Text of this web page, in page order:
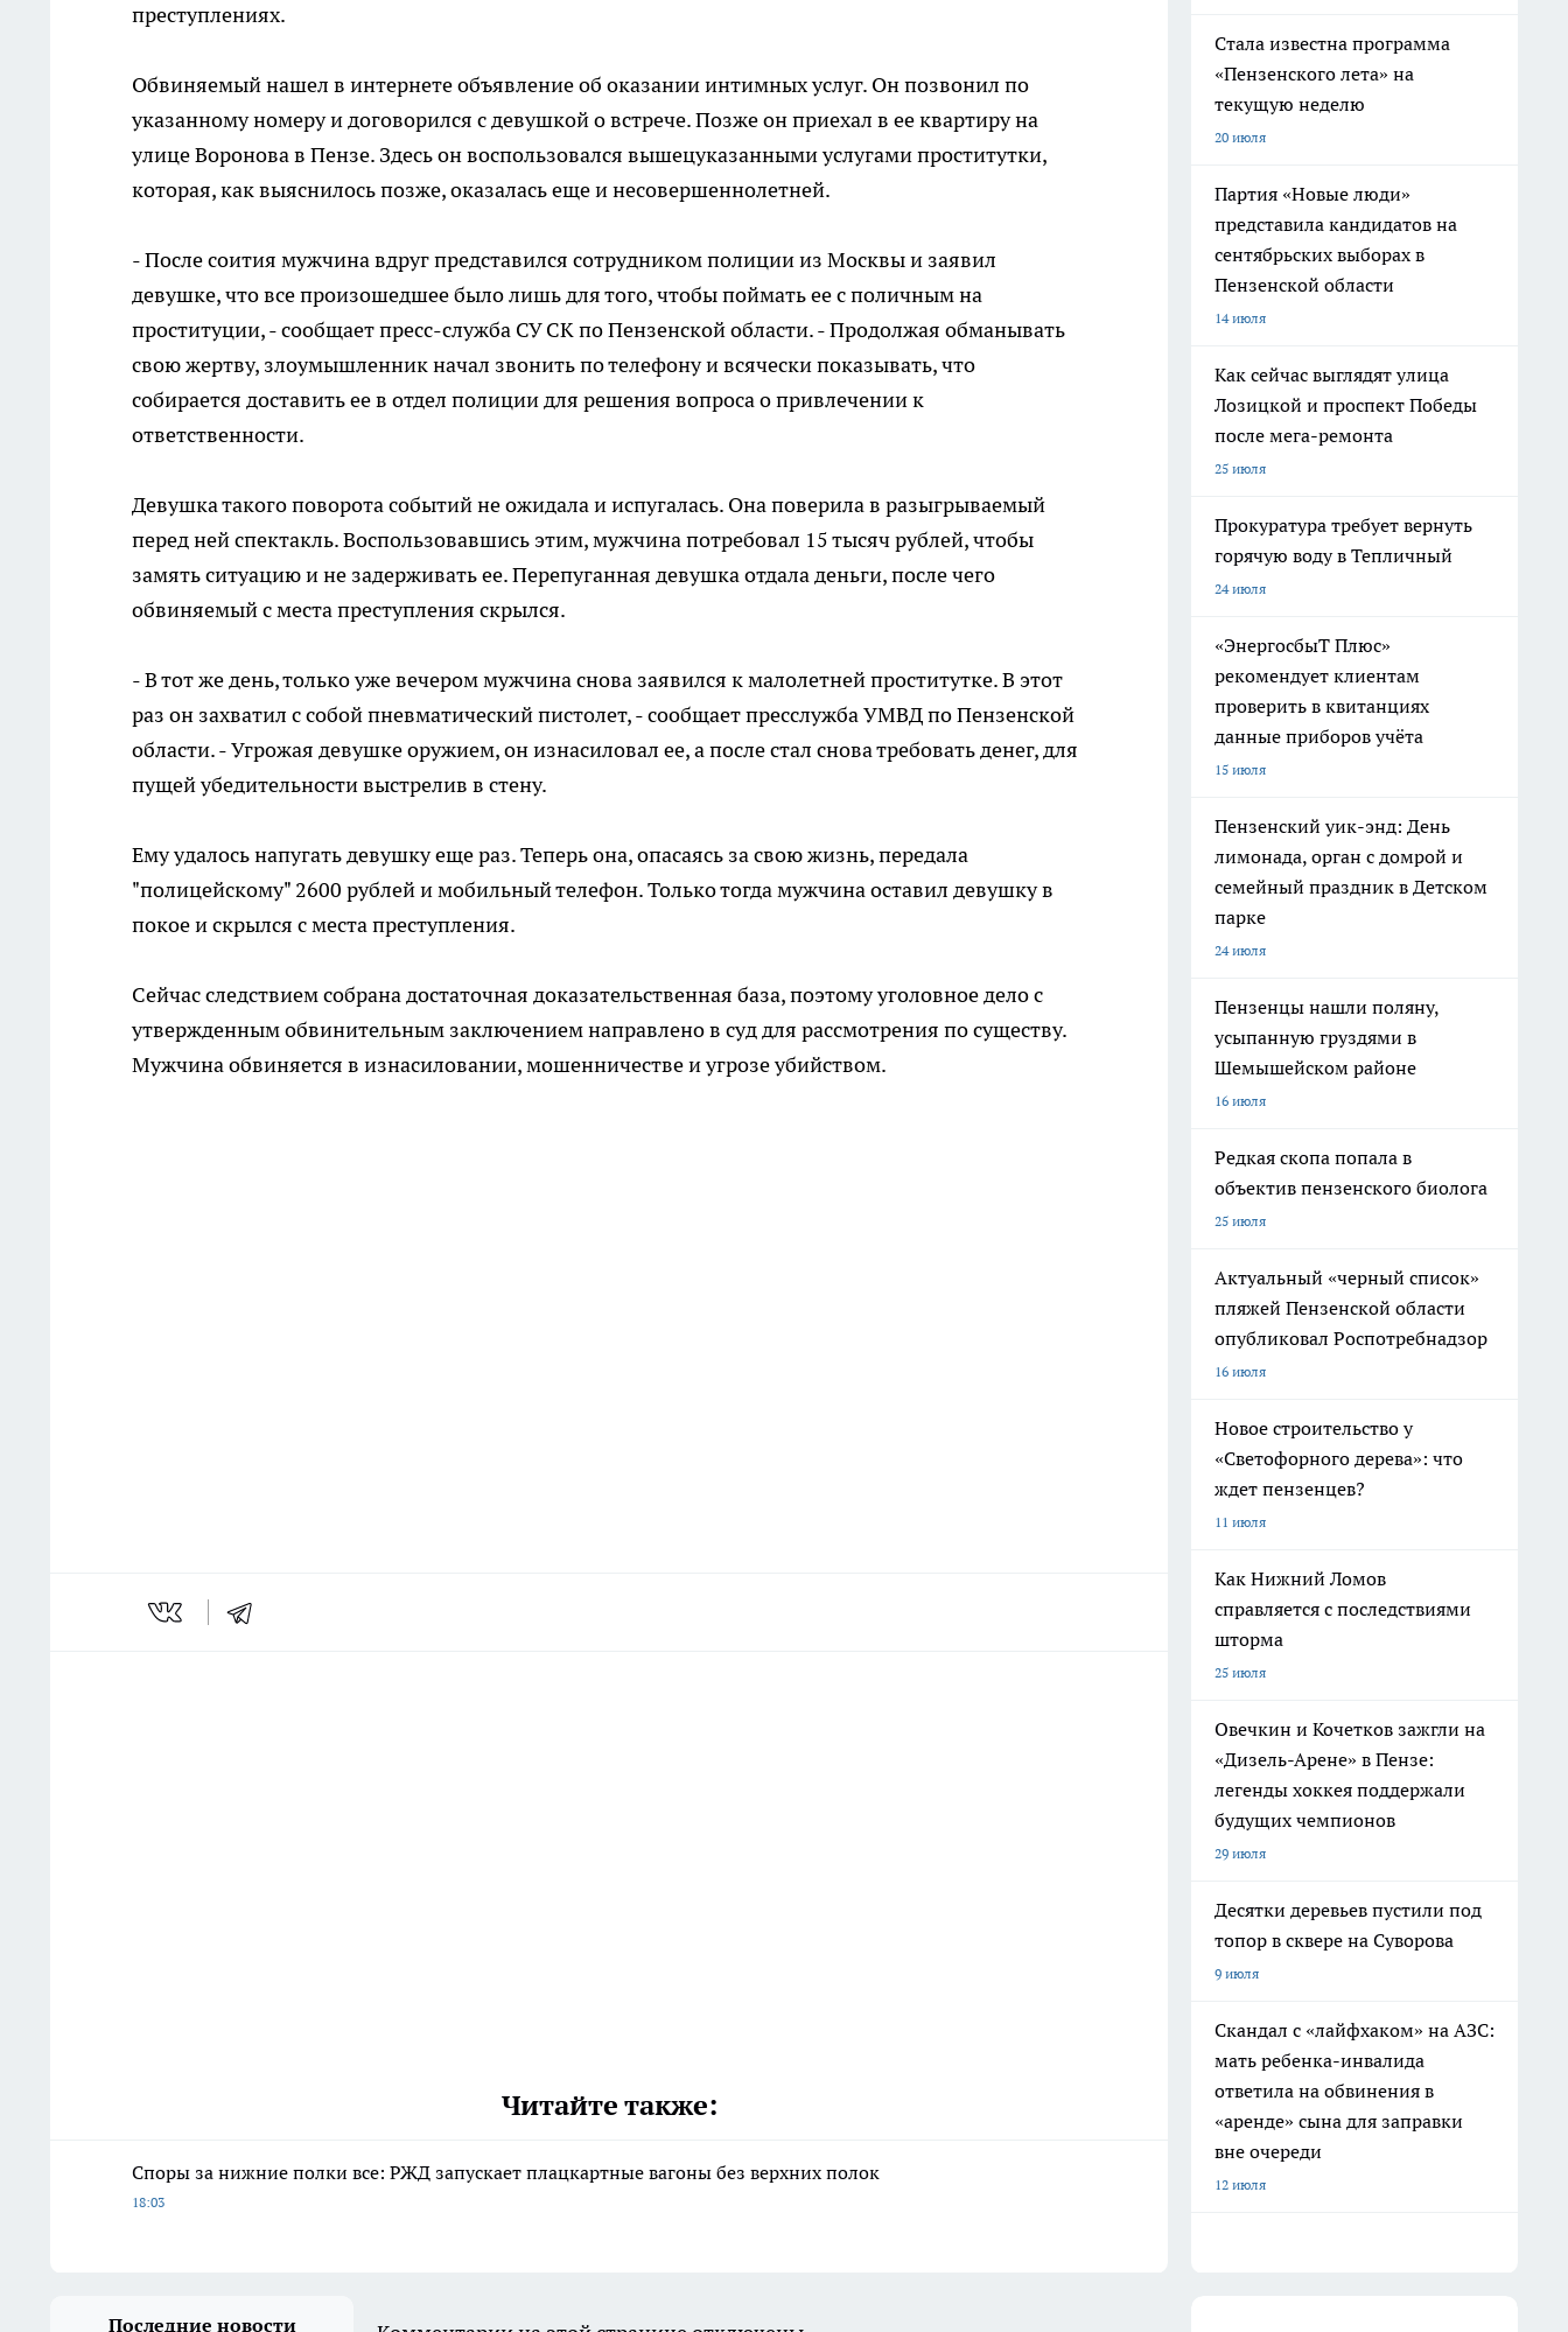
преступлениях.
Обвиняемый нашел в интернете объявление об оказании интимных услуг. Он позвонил по
указанному номеру и договорился с девушкой о встрече. Позже он приехал в ее квартиру на
улице Воронова в Пензе. Здесь он воспользовался вышецуказанными услугами проститутки,
которая, как выяснилось позже, оказалась еще и несовершеннолетней.
- После соития мужчина вдруг представился сотрудником полиции из Москвы и заявил
девушке, что все произошедшее было лишь для того, чтобы поймать ее с поличным на
проституции, - сообщает пресс-служба СУ СК по Пензенской области. - Продолжая обманывать
свою жертву, злоумышленник начал звонить по телефону и всячески показывать, что
собирается доставить ее в отдел полиции для решения вопроса о привлечении к
ответственности.
Девушка такого поворота событий не ожидала и испугалась. Она поверила в разыгрываемый
перед ней спектакль. Воспользовавшись этим, мужчина потребовал 15 тысяч рублей, чтобы
замять ситуацию и не задерживать ее. Перепуганная девушка отдала деньги, после чего
обвиняемый с места преступления скрылся.
- В тот же день, только уже вечером мужчина снова заявился к малолетней проститутке. В этот
раз он захватил с собой пневматический пистолет, - сообщает пресслужба УМВД по Пензенской
области. - Угрожая девушке оружием, он изнасиловал ее, а после стал снова требовать денег, для
пущей убедительности выстрелив в стену.
Ему удалось напугать девушку еще раз. Теперь она, опасаясь за свою жизнь, передала
"полицейскому" 2600 рублей и мобильный телефон. Только тогда мужчина оставил девушку в
покое и скрылся с места преступления.
Сейчас следствием собрана достаточная доказательственная база, поэтому уголовное дело с
утвержденным обвинительным заключением направлено в суд для рассмотрения по существу.
Мужчина обвиняется в изнасиловании, мошенничестве и угрозе убийством.
Читайте также:
Споры за нижние полки все: РЖД запускает плацкартные вагоны без верхних полок
18:03
Стала известна программа
«Пензенского лета» на
текущую неделю
20 июля
Партия «Новые люди»
представила кандидатов на
сентябрьских выборах в
Пензенской области
14 июля
Как сейчас выглядят улица
Лозицкой и проспект Победы
после мега-ремонта
25 июля
Прокуратура требует вернуть
горячую воду в Тепличный
24 июля
«ЭнергосбыТ Плюс»
рекомендует клиентам
проверить в квитанциях
данные приборов учёта
15 июля
Пензенский уик-энд: День
лимонада, орган с домрой и
семейный праздник в Детском
парке
24 июля
Пензенцы нашли поляну,
усыпанную груздями в
Шемышейском районе
16 июля
Редкая скопа попала в
объектив пензенского биолога
25 июля
Актуальный «черный список»
пляжей Пензенской области
опубликовал Роспотребнадзор
16 июля
Новое строительство у
«Светофорного дерева»: что
ждет пензенцев?
11 июля
Как Нижний Ломов
справляется с последствиями
шторма
25 июля
Овечкин и Кочетков зажгли на
«Дизель-Арене» в Пензе:
легенды хоккея поддержали
будущих чемпионов
29 июля
Десятки деревьев пустили под
топор в сквере на Суворова
9 июля
Скандал с «лайфхаком» на АЗС:
мать ребенка-инвалида
ответила на обвинения в
«аренде» сына для заправки
вне очереди
12 июля
Последние новости